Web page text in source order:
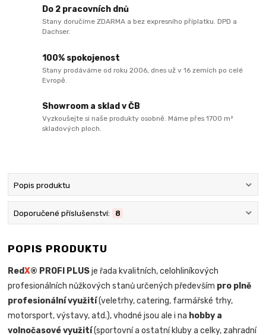
Do 2 pracovních dnů
Stany doručíme ZDARMA a bez expresního příplatku. DPD a
Dachser.
100% spokojenost
Stany prodáváme od roku 2006, dnes už v 16 zemích po celé
Evropě.
Showroom a sklad v ČB
Vyzkoušejte si naše produkty osobně. Máme přes 1700 m²
skladových ploch.
Popis produktu
Doporučené příslušenství: 8
POPIS PRODUKTU
RedX® PROFI PLUSje řada kvalitních, celohliníkových
profesionálních nůžkových stanů určených především pro plně
profesionální využití(veletrhy, catering, farmářské trhy,
motorsport, výstavy, atd.), vhodné jsou ale i na hobby a
volnočasové využití(sportovní a ostatní kluby a celky, zahradní